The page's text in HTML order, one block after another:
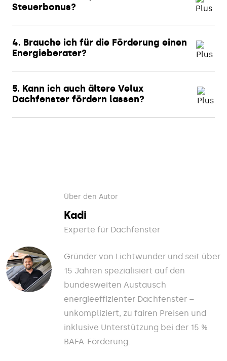
Steuerbonus?
4. Brauche ich für die Förderung einen
Energieberater?
5. Kann ich auch ältere Velux
Dachfenster fördern lassen?
Über den Autor
Kadi
Experte für Dachfenster
Gründer von Lichtwunder und seit über
15 Jahren spezialisiert auf den
bundesweiten Austausch
energieeffizienter Dachfenster –
unkompliziert, zu fairen Preisen und
inklusive Unterstützung bei der 15 %
BAFA-Förderung.